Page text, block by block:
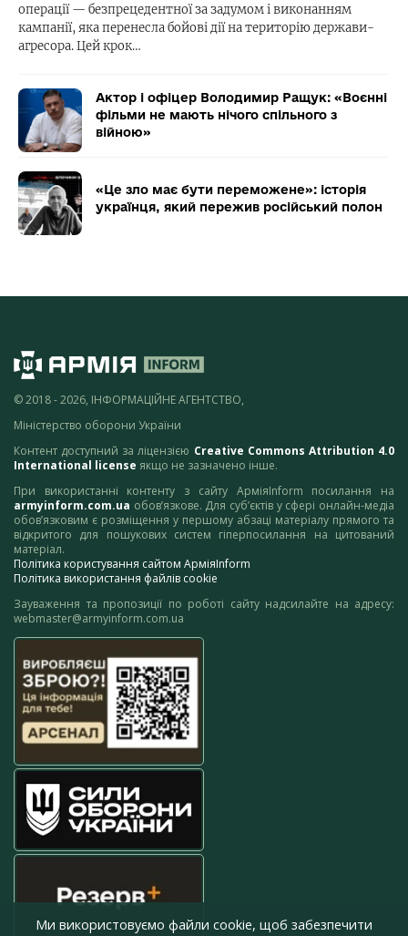
операції — безпрецедентної за задумом і виконанням
кампанії, яка перенесла бойові дії на територію держави-
агресора. Цей крок…
Актор і офіцер Володимир Ращук: «Воєнні
фільми не мають нічого спільного з
війною»
«Це зло має бути переможене»: історія
українця, який пережив російський полон
© 2018 - 2026, ІНФОРМАЦІЙНЕ АГЕНТСТВО,
Міністерство оборони України
Контент доступний за ліцензією Creative Commons Attribution 4.0
International license якщо не зазначено інше.
При використанні контенту з сайту АрміяInform посилання на
armyinform.com.ua обов’язкове. Для суб’єктів у сфері онлайн-медіа
обов’язковим є розміщення у першому абзаці матеріалу прямого та
відкритого для пошукових систем гіперпосилання на цитований
матеріал.
Політика користування сайтом АрміяInform
Політика використання файлів cookie
Зауваження та пропозиції по роботі сайту надсилайте на адресу:
webmaster@armyinform.com.ua
Ми використовуємо файли cookie, щоб забезпечити